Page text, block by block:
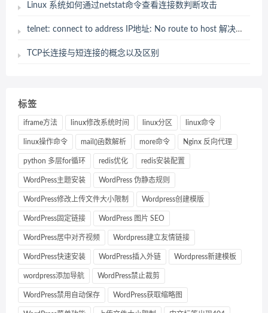
Linux 系统如何通过netstat命令查看连接数判断攻击
telnet: connect to address IP地址: No route to host 解决办法
TCP长连接与短连接的概念以及区别
标签
iframe方法 linux修改系统时间 linux分区 linux命令
linux操作命令 mail()函数解析 more命令 Nginx 反向代理
python 多层for循环 redis优化 redis安装配置
WordPress主题安装 WordPress 伪静态规则
WordPress修改上传文件大小限制 Wordpress创建模版
WordPress固定链接 WordPress 图片 SEO
WordPress居中对齐视频 Wordpress建立友情链接
WordPress快速安装 WordPress插入外链 Wordpress新建模板
wordpress添加导航 WordPress禁止裁剪
WordPress禁用自动保存 WordPress获取缩略图